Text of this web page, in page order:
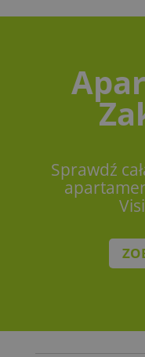
Sprawdź